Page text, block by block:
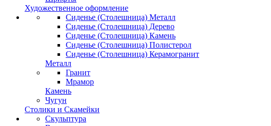
Художественное оформление
Сиденье (Столешница) Металл
Сиденье (Столешница) Дерево
Сиденье (Столешница) Камень
Сиденье (Столешница) Полистерол
Сиденье (Столешница) Керамогранит
Металл
Гранит
Мрамор
Камень
Чугун
Столики и Скамейки
Скульптура